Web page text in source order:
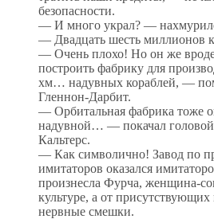
безопасности.
— И много украл? —
— Двадцать шесть миллионов
— Очень плохо! Но он же
построить фабрику для
хм… надувных кораблей, —
Гленнон-Дарбит.
— Орбитальная фабрика тоже
надувной… — покачал головой
Кальтерс.
— Как символично! Завод по
имитаторов оказался
произнесла Фурча, женщина-
культуре, а от
нервные смешки.